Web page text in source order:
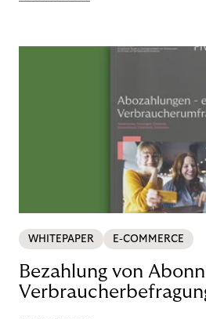
WHITEPAPER E-COMMERCE
Bezahlung von